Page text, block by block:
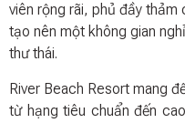
viên rộng rãi, phủ đầy thảm
tạo nên một không gian
thư thái.
River Beach Resort mang
từ hạng tiêu chuẩn đến